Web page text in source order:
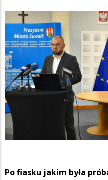
Po fiasku jakim była